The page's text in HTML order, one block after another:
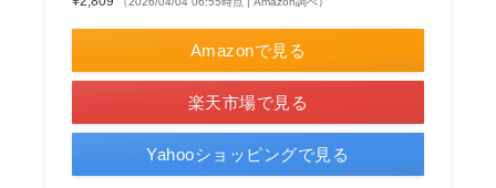
Amazonで見る
楽天市場で見る
Yahooショッピングで見る